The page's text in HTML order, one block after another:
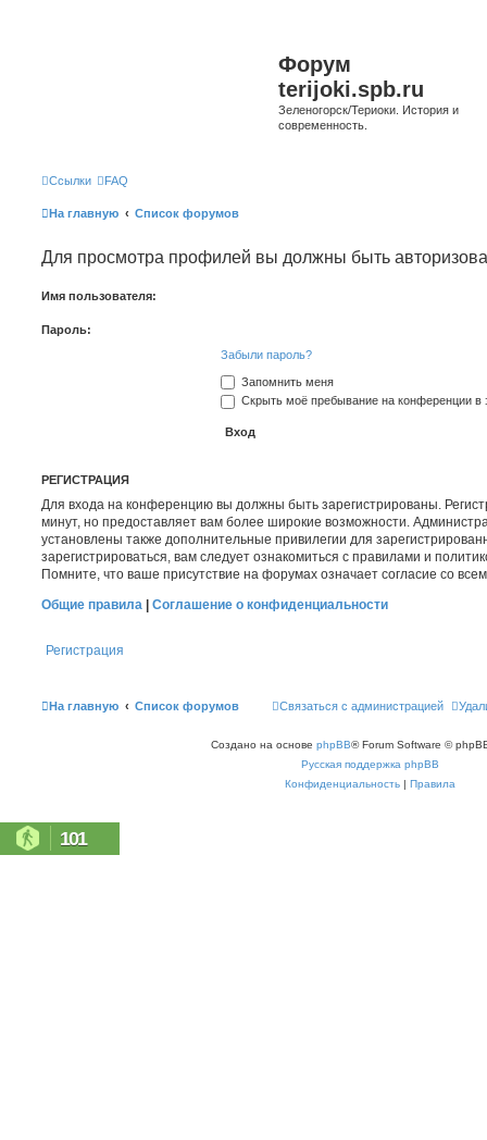
Форум
terijoki.spb.ru
Зеленогорск/Териоки. История и
современность.
Ссылки FAQ
На главную Список форумов
Для просмотра профилей вы должны быть
Имя пользователя:
Пароль:
Забыли пароль?
Запомнить меня
Скрыть моё пребывание на конференции в
РЕГИСТРАЦИЯ
Для входа на конференцию вы должны быть зарегистрированы.
минут, но предоставляет вам более широкие возможности.
установлены также дополнительные привилегии для
зарегистрироваться, вам следует ознакомиться с правилами и
Помните, что ваше присутствие на форумах означает согласие со
Общие правила
Соглашение о конфиденциальности
Регистрация
На главную Список форумов Связаться с администрацией
Создано на основе phpBB® Forum Software ©
Русская поддержка phpBB
Конфиденциальность | Правила
101